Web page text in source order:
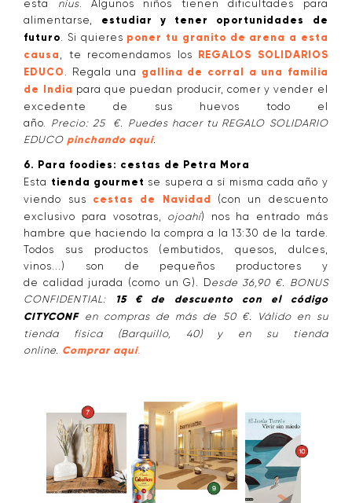
esta nius. Algunos niños tienen dificultades para
alimentarse, estudiar y tener oportunidades de
futuro . Si quieres poner tu granito de arena a esta
causa
, te recomendamos los
REGALOS SOLIDARIOS
EDUCO
. Regala una gallina de corral a una familia
de India para que puedan producir, comer y vender el
excedente de sus huevos todo el
año. Precio: 25 €. Puedes hacer tu REGALO SOLIDARIO
EDUCO pinchando aquí.
6. Para foodies: cestas de Petra Mora
Esta tienda gourmet se supera a sí misma cada año y
viendo sus cestas de Navidad
(con un descuento
exclusivo para vosotras,
ojoahí) nos ha entrado más
hambre que haciendo la compra a la 13:30 de la tarde.
Todos sus productos (embutidos, quesos, dulces,
vinos...) son de pequeños productores y
de calidad jurada (como un G). Desde 36,90 €. BONUS
CONFIDENTIAL:
15 € de descuento con el código
CITYCONFen compras de más de 50 €. Válido en su
tienda física (Barquillo, 40) y en su tienda
online. Comprar aquí.